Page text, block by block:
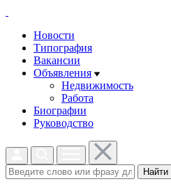
Новости
Типография
Вакансии
Объявления
Недвижимость
Работа
Биографии
Руководство
Найти